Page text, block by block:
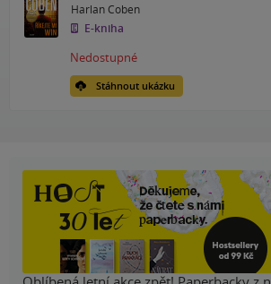
Harlan Coben
E-kniha
Stáhnout ukázku
Nedostupné